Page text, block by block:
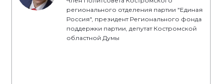
регионального отделения партии "Единая
Россия", президент Регионального фонда
поддержки партии, депутат Костромской
областной Думы